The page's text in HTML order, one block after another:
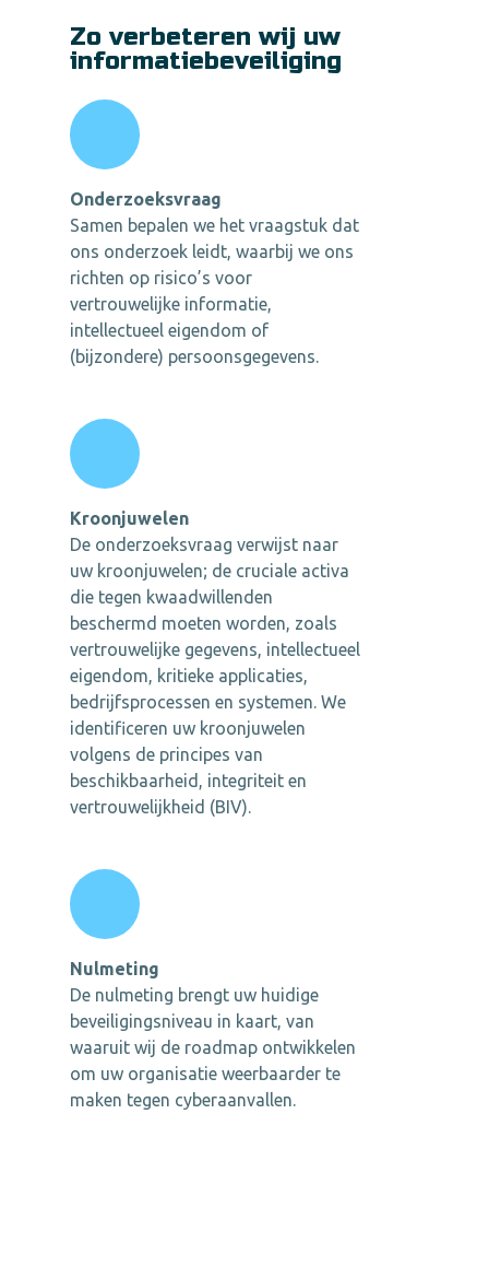
Zo verbeteren wij uw
informatiebeveiliging
Onderzoeksvraag
Samen bepalen we het vraagstuk dat
ons onderzoek leidt, waarbij we ons
richten op risico’s voor
vertrouwelijke informatie,
intellectueel eigendom of
(bijzondere) persoonsgegevens.
Kroonjuwelen
De onderzoeksvraag verwijst naar
uw kroonjuwelen; de cruciale activa
die tegen kwaadwillenden
beschermd moeten worden, zoals
vertrouwelijke gegevens, intellectueel
eigendom, kritieke applicaties,
bedrijfsprocessen en systemen. We
identificeren uw kroonjuwelen
volgens de principes van
beschikbaarheid, integriteit en
vertrouwelijkheid (BIV).
Nulmeting
De nulmeting brengt uw huidige
beveiligingsniveau in kaart, van
waaruit wij de roadmap ontwikkelen
om uw organisatie weerbaarder te
maken tegen cyberaanvallen.